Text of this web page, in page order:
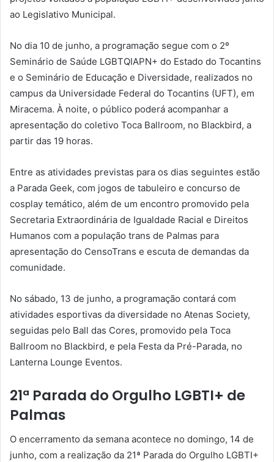
ao Legislativo Municipal.
No dia 10 de junho, a programação segue com o 2º
Seminário de Saúde LGBTQIAPN+ do Estado do Tocantins
e o Seminário de Educação e Diversidade, realizados no
campus da Universidade Federal do Tocantins (UFT), em
Miracema. À noite, o público poderá acompanhar a
apresentação do coletivo Toca Ballroom, no Blackbird, a
partir das 19 horas.
Entre as atividades previstas para os dias seguintes estão
a Parada Geek, com jogos de tabuleiro e concurso de
cosplay temático, além de um encontro promovido pela
Secretaria Extraordinária de Igualdade Racial e Direitos
Humanos com a população trans de Palmas para
apresentação do CensoTrans e escuta de demandas da
comunidade.
No sábado, 13 de junho, a programação contará com
atividades esportivas da diversidade no Atenas Society,
seguidas pelo Ball das Cores, promovido pela Toca
Ballroom no Blackbird, e pela Festa da Pré-Parada, no
Lanterna Lounge Eventos.
21ª Parada do Orgulho LGBTI+ de
Palmas
O encerramento da semana acontece no domingo, 14 de
junho, com a realização da 21ª Parada do Orgulho LGBTI+